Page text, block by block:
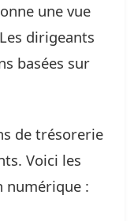
une vue
dirigeants
basées sur
de trésorerie
Voici les
numérique :